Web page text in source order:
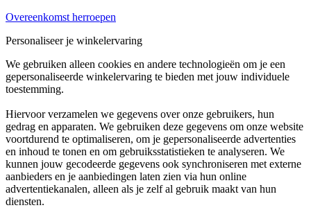
Overeenkomst herroepen
Personaliseer je winkelervaring
We gebruiken alleen cookies en andere technologieën om je een
gepersonaliseerde winkelervaring te bieden met jouw individuele
toestemming.
Hiervoor verzamelen we gegevens over onze gebruikers, hun
gedrag en apparaten. We gebruiken deze gegevens om onze website
voortdurend te optimaliseren, om je gepersonaliseerde advertenties
en inhoud te tonen en om gebruiksstatistieken te analyseren. We
kunnen jouw gecodeerde gegevens ook synchroniseren met externe
aanbieders en je aanbiedingen laten zien via hun online
advertentiekanalen, alleen als je zelf al gebruik maakt van hun
diensten.